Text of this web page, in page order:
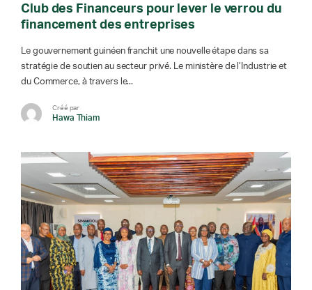
Club des Financeurs pour lever le verrou du
financement des entreprises
Le gouvernement guinéen franchit une nouvelle étape dans sa
stratégie de soutien au secteur privé. Le ministère de l’Industrie et
du Commerce, à travers le...
Créé par
Hawa Thiam